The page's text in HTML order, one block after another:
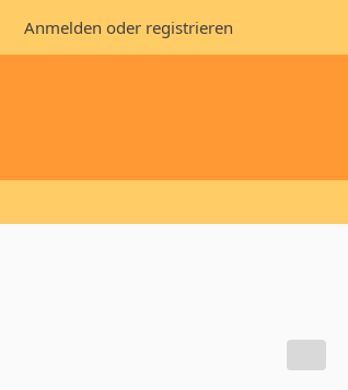
Anmelden oder registrieren